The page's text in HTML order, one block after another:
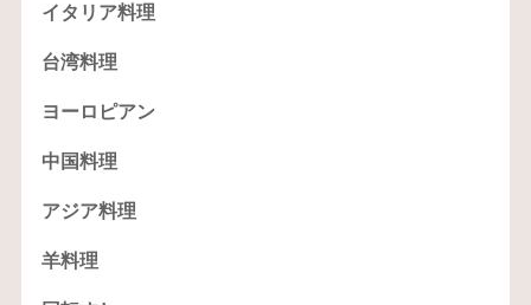
イタリア料理
台湾料理
ヨーロピアン
中国料理
アジア料理
羊料理